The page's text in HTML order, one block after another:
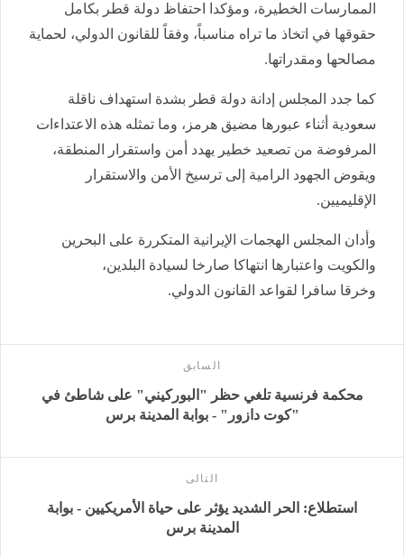
الممارسات الخطيرة، ومؤكدا احتفاظ دولة قطر بكامل
حقوقها في اتخاذ ما تراه مناسباً، وفقاً للقانون الدولي، لحماية
مصالحها ومقدراتها.
كما جدد المجلس إدانة دولة قطر بشدة استهداف ناقلة
سعودية أثناء عبورها مضيق هرمز، وما تمثله هذه الاعتداءات
المرفوضة من تصعيد خطير يهدد أمن واستقرار المنطقة،
ويقوض الجهود الرامية إلى ترسيخ الأمن والاستقرار
الإقليميين.
وأدان المجلس الهجمات الإيرانية المتكررة على البحرين
والكويت واعتبارها انتهاكا صارخا لسيادة البلدين،
وخرقا سافرا لقواعد القانون الدولي.
السابق
محكمة فرنسية تلغي حظر "البوركيني" على شاطئ في
"كوت دازور" - بوابة المدينة برس
التالى
استطلاع: الحر الشديد يؤثر على حياة الأمريكيين - بوابة
المدينة برس